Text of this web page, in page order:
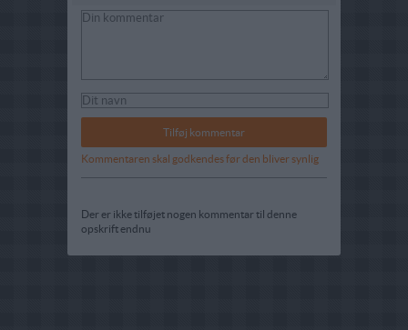
Kommentaren skal godkendes før den bliver synlig
Der er ikke tilføjet nogen kommentar til denne
opskrift endnu